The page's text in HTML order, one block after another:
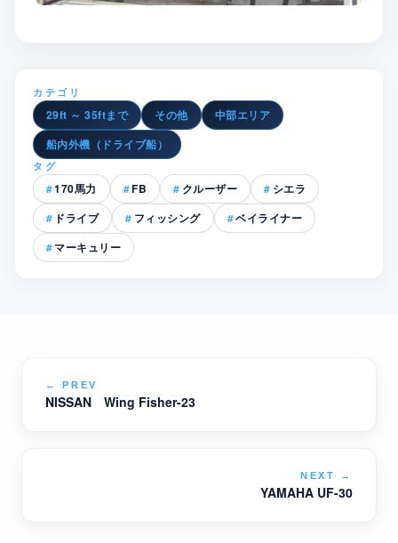
カテゴリ
29ft ～ 35ftまで その他
中部エリア
船内外機（ドライブ船）
タグ
170馬力 FB クルーザー
シエラ
ドライブ
フィッシング
ベイライナー
マーキュリー
← PREV
NISSAN Wing Fisher-23
NEXT →
YAMAHA UF-30